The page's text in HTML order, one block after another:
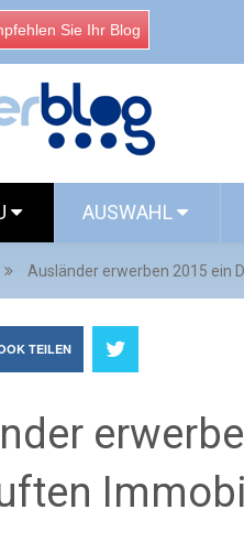
Sie Ihr Blog
AUSWAHL
Ausländer erwerben 2015 ein
TEILEN